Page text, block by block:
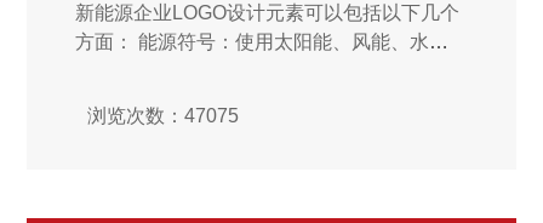
新能源企业LOGO设计元素可以包括以下几个
方面： 能源符号：使用太阳能、风能、水能
浏览次数：47075